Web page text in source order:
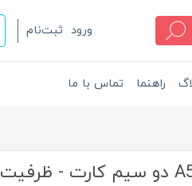
ورود ثبت‌نام
راهنما تماس با ما
گوشی موبايل سامسونگ مدل گلکسی A51 دو سیم کارت - ظرفیت